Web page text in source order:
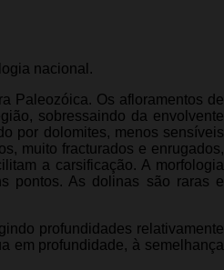
nacional.
Paleozóica. Os afloramentos de
sobressaindo da envolvente
por dolomites, menos sensíveis
muito fracturados e enrugados,
a carsificação. A morfologia
pontos. As dolinas são raras e
profundidades relativamente
em profundidade, à semelhança